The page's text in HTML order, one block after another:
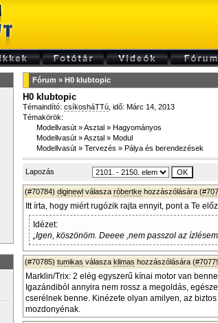
Fórum » H0 klubtopic
H0 klubtopic
Témaindító: csíkosháTTú , idő: Márc 14, 2013
Témakörök:
Modellvasút »Asztal » Hagyományos
Modellvasút »Asztal » Modul
Modellvasút » Tervezés » Pálya és berendezések
Lapozás
(#70784) diginewl válasza róbertke hozzászólására (
Itt írta, hogy miért rugózik rajta ennyit, pont a Te
Idézet:
„Igen, köszönöm. Deeee ,nem passzol az
(#70785) tumikas válasza klimas hozzászólására (
Marklin/Trix: 2 elég egyszerű kínai motor van
Igazándiból annyira nem rossz a megoldás,
cserélnek benne. Kinézete olyan amilyen, az
mozdonyénak.